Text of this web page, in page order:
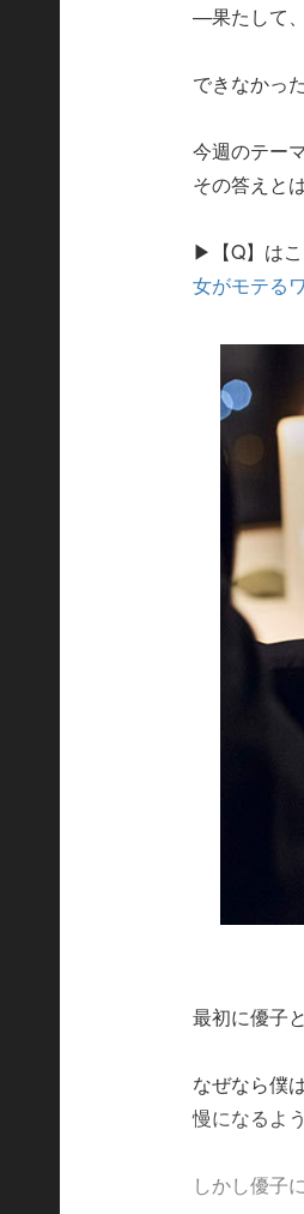
—果たして
できなかっ
今週のテー
その答えと
▶【Q】は
女がモテる
最初に優子
なぜなら僕
慢になるよ
しかし優子